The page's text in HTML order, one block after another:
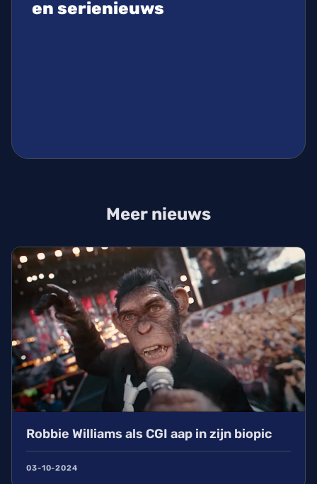
en serienieuws
Meer nieuws
Robbie Williams als CGI aap in zijn biopic
03-10-2024